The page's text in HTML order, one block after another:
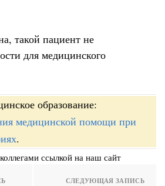
такой пациент не
для медицинского
образование:
медицинской помощи при
.
ссылкой на наш сайт
СЛЕДУЮЩАЯ ЗАПИСЬ